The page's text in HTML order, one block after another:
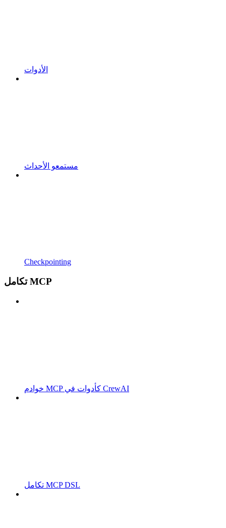
الأدوات
مستمعو الأحداث
Checkpointing
تكامل MCP
خوادم MCP كأدوات في CrewAI
تكامل MCP DSL